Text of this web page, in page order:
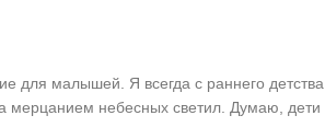
для малышей. Я всегда с раннего детства
мерцанием небесных светил. Думаю, дети